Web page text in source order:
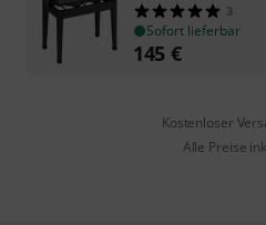
3
Sofort lieferbar
145 €
Kostenloser
Alle Preise